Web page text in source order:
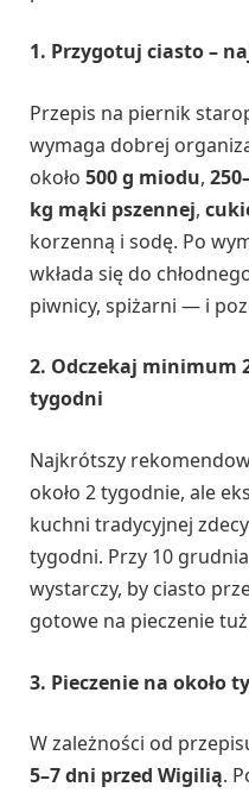
1. Przygotuj ciasto –
Przepis na piernik
wymaga dobrej
około 500 g miodu,
kg mąki pszennej,
korzenną i sodę. Po
wkłada się do
piwnicy, spiżarni — i
2. Odczekaj minimum
tygodni
Najkrótszy
około 2 tygodnie, ale
kuchni tradycyjnej
tygodni. Przy 10
wystarczy, by ciasto
gotowe na pieczenie
3. Pieczenie na około
W zależności od
5–7 dni przed Wigilią.